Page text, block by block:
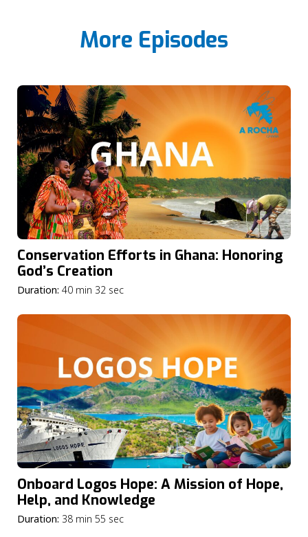
More Episodes
Conservation Efforts in Ghana: Honoring
God’s Creation
Duration: 40 min 32 sec
Onboard Logos Hope: A Mission of Hope,
Help, and Knowledge
Duration: 38 min 55 sec